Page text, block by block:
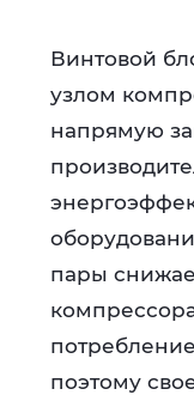
Винтовой
узлом
напрямую
пары
поэтому